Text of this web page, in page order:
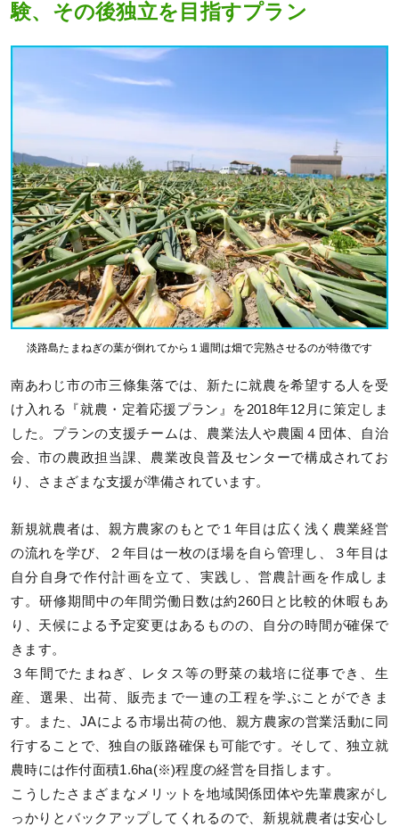
験、その後独立を目指すプラン
淡路島たまねぎの葉が倒れてから１週間は畑で完熟させるのが特徴です
南あわじ市の市三條集落では、新たに就農を希望する人を受
け入れる『就農・定着応援プラン』を2018年12月に策定しま
した。プランの支援チームは、農業法人や農園４団体、自治
会、市の農政担当課、農業改良普及センターで構成されてお
り、さまざまな支援が準備されています。
新規就農者は、親方農家のもとで１年目は広く浅く農業経営
の流れを学び、２年目は一枚のほ場を自ら管理し、３年目は
自分自身で作付計画を立て、実践し、営農計画を作成しま
す。研修期間中の年間労働日数は約260日と比較的休暇もあ
り、天候による予定変更はあるものの、自分の時間が確保で
きます。
３年間でたまねぎ、レタス等の野菜の栽培に従事でき、生
産、選果、出荷、販売まで一連の工程を学ぶことができま
す。また、JAによる市場出荷の他、親方農家の営業活動に同
行することで、独自の販路確保も可能です。そして、独立就
農時には作付面積1.6ha(※)程度の経営を目指します。
こうしたさまざまなメリットを地域関係団体や先輩農家がし
っかりとバックアップしてくれるので、新規就農者は安心し